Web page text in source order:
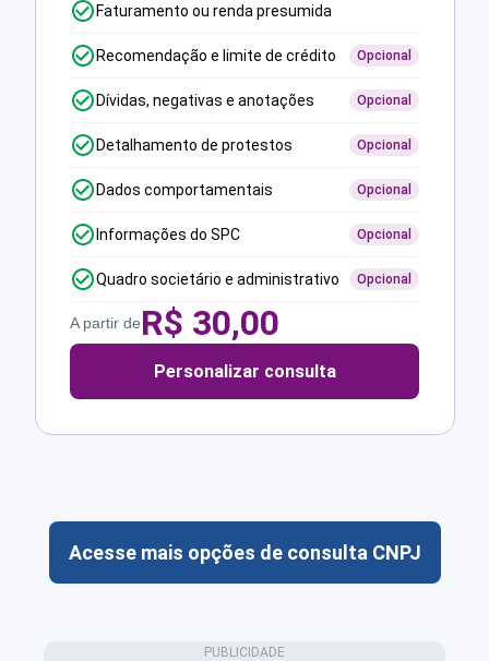
Faturamento ou renda presumida
Recomendação e limite de crédito Opcional
Dívidas, negativas e anotações Opcional
Detalhamento de protestos Opcional
Dados comportamentais Opcional
Informações do SPC Opcional
Quadro societário e administrativo Opcional
A partir deR$ 30,00
Personalizar consulta
Acesse mais opções de consulta CNPJ